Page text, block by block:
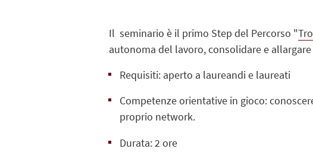
Il seminario è il primo Step del Percorso "
autonoma del lavoro, consolidare e
Requisiti: aperto a laureandi e laureati
Competenze orientative in gioco:
proprio network.
Durata: 2 ore